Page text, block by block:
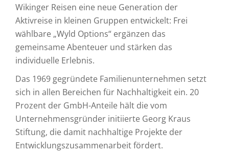
Wikinger Reisen eine neue Generation der
Aktivreise in kleinen Gruppen entwickelt: Frei
wählbare „Wyld Options“ ergänzen das
gemeinsame Abenteuer und stärken das
individuelle Erlebnis.
Das 1969 gegründete Familienunternehmen setzt
sich in allen Bereichen für Nachhaltigkeit ein. 20
Prozent der GmbH-Anteile hält die vom
Unternehmensgründer initiierte Georg Kraus
Stiftung, die damit nachhaltige Projekte der
Entwicklungszusammenarbeit fördert.